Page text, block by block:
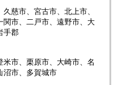
慈市、宮古市、北上市、
関市、二戸市、遠野市、大
手郡
米市、栗原市、大崎市、名
沼市、多賀城市